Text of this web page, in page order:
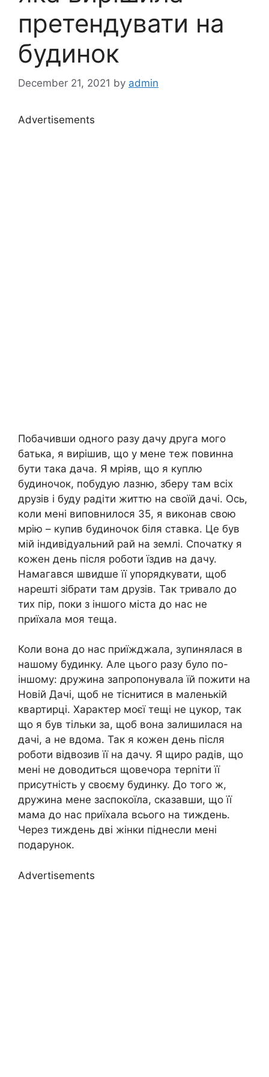
претендувати на
будинок
December 21, 2021 by admin
Advertisements
Побачивши одного разу дачу друга мого
батька, я вирішив, що у мене теж повинна
бути така дача. Я мріяв, що я куплю
будиночок, побудую лазню, зберу там всіх
друзів і буду радіти життю на своїй дачі. Ось,
коли мені виповнилося 35, я виконав свою
мрію – купив будиночок біля ставка. Це був
мій індивідуальний рай на землі. Спочатку я
кожен день після роботи їздив на дачу.
Намагався швидше її упорядкувати, щоб
нарешті зібрати там друзів. Так тривало до
тих пір, поки з іншого міста до нас не
приїхала моя теща.
Коли вона до нас приїжджала, зупинялася в
нашому будинку. Але цього разу було по-
іншому: дружина запропонувала їй пожити на
Новій Дачі, щоб не тіснитися в маленькій
квартирці. Характер моєї тещі не цукор, так
що я був тільки за, щоб вона залишилася на
дачі, а не вдома. Так я кожен день після
роботи відвозив її на дачу. Я щиро радів, що
мені не доводиться щовечора терnіти її
присутність у своєму будинку. До того ж,
дружина мене заспокоїла, сказавши, що її
мама до нас приїхала всього на тиждень.
Через тиждень дві жінки піднесли мені
подарунок.
Advertisements